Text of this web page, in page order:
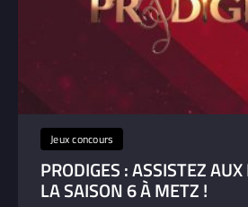
Jeux concours
PRODIGES : ASSISTEZ
LA SAISON 6 À METZ !